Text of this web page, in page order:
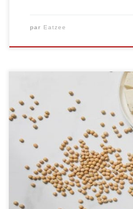
par Eatzee
Le tofu est depuis
les régimes végétariens et
il est polyvalent, mais il est
protéines végétales, en
pour ceux qui ne sont pas
préparation, il peut
article, […]